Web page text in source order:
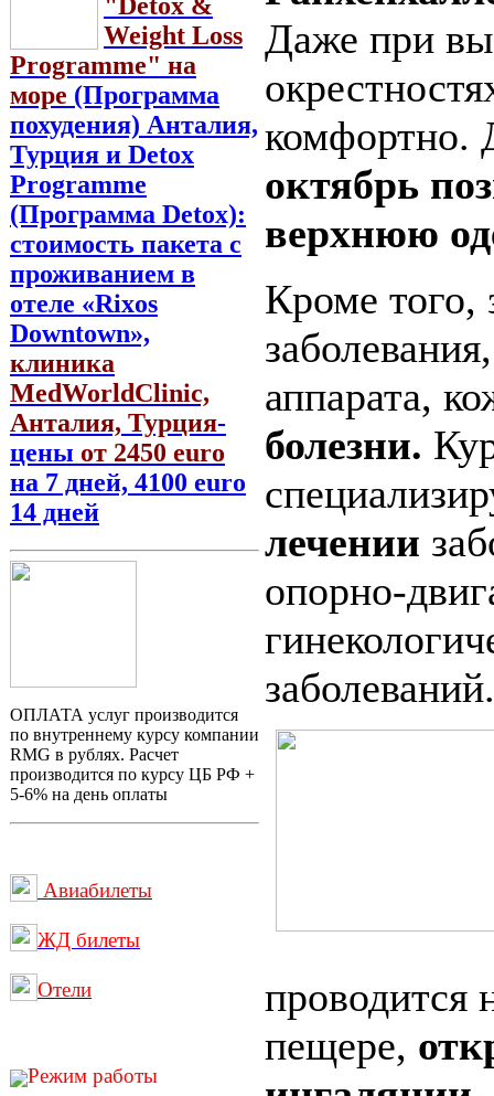
Weight Loss
Programme" на
море (Программа
похудения) Анталия,
Турция и Detox
Programme
(Программа Detox):
стоимость пакета с
проживанием в
отеле «Rixos
Downtown»,
клиника
MedWorldClinic,
Анталия, Турция-
цены от 2450 euro
на 7 дней, 4100 euro
14 дней
ОПЛАТА услуг производится
по внутреннему курсу компании
RMG в рублях. Расчет
производится по курсу ЦБ РФ +
5-6% на день оплаты
Авиабилеты
ЖД билеты
Отели
Режим работы
Даже при
октябрь
верхнюю
Кроме того,
аппарата,
болезни.
лечении
опорно-
заболеваний.
проводится
пещере,